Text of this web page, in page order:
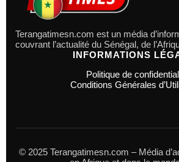
Terangatimesn.com est un média
couvrant l’actualité du Sénégal, de
INFORMATIONS
Politique de
Conditions Générales
© 2025 Terangatimesn.com – Média